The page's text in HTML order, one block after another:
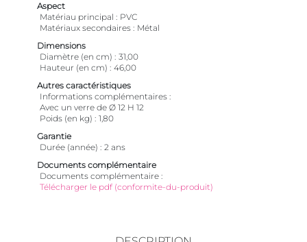
Aspect
Matériau principal
PVC
Matériaux secondaires
Métal
Dimensions
Diamètre (en cm)
31,00
Hauteur (en cm)
46,00
Autres caractéristiques
Informations complémentaires
Avec un verre de Ø 12 H 12
Poids (en kg)
1,80
Garantie
Durée (année)
2 ans
Documents complémentaire
Documents complémentaire
Télécharger le pdf (conformite-du-produit)